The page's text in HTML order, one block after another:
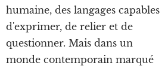
humaine, des langages capables
d'exprimer, de relier et de
questionner. Mais dans un
monde contemporain marqué